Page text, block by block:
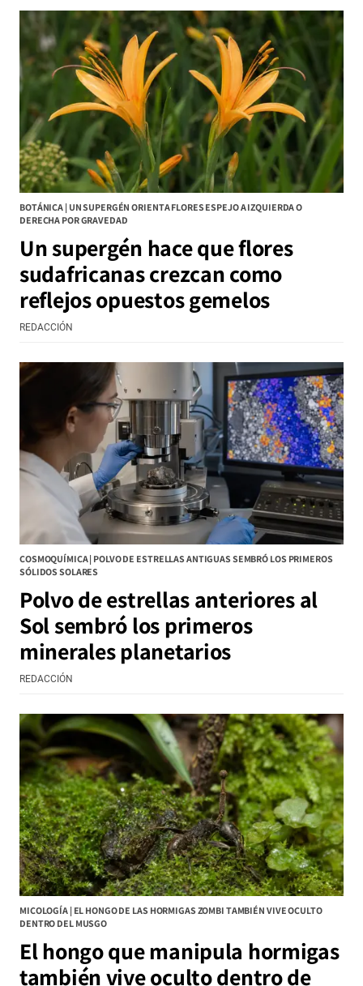
BOTÁNICA | UN SUPERGÉN ORIENTA FLORES ESPEJO A IZQUIERDA O
DERECHA POR GRAVEDAD
Un supergén hace que flores
sudafricanas crezcan como
reflejos opuestos gemelos
REDACCIÓN
COSMOQUÍMICA | POLVO DE ESTRELLAS ANTIGUAS SEMBRÓ LOS PRIMEROS
SÓLIDOS SOLARES
Polvo de estrellas anteriores al
Sol sembró los primeros
minerales planetarios
REDACCIÓN
MICOLOGÍA | EL HONGO DE LAS HORMIGAS ZOMBI TAMBIÉN VIVE OCULTO
DENTRO DEL MUSGO
El hongo que manipula hormigas
también vive oculto dentro de